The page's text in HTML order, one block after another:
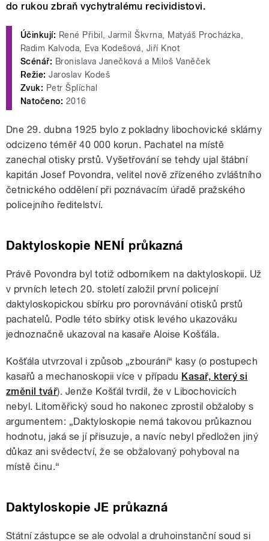
do rukou zbraň vychytralému recividistovi.
Účinkují: René Přibil, Jarmil Škvrna, Matyáš Procházka,
Radim Kalvoda, Eva Kodešová, Jiří Knot
Scénář: Bronislava Janečková a Miloš Vaněček
Režie: Jaroslav Kodeš
Zvuk: Petr Šplíchal
Natočeno: 2016
Dne 29. dubna 1925 bylo z pokladny libochovické sklárny
odcizeno téměř 40 000 korun. Pachatel na místě
zanechal otisky prstů. Vyšetřování se tehdy ujal štábní
kapitán Josef Povondra, velitel nově zřízeného zvláštního
četnického oddělení při poznávacím úřadě pražského
policejního ředitelství.
Daktyloskopie NENÍ průkazná
Právě Povondra byl totiž odborníkem na daktyloskopii. Už
v prvních letech 20. století založil první policejní
daktyloskopickou sbírku pro porovnávání otisků prstů
pachatelů. Podle této sbírky otisk levého ukazováku
jednoznačně ukazoval na kasaře Aloise Košťála.
Košťála utvrzoval i způsob „zbourání“ kasy (o postupech
kasařů a mechanoskopii více v případu Kasař, který si
změnil tvář). Jenže Košťál tvrdil, že v Libochovicích
nebyl. Litoměřický soud ho nakonec zprostil obžaloby s
argumentem: „Daktyloskopie nemá takovou průkaznou
hodnotu, jaká se jí přisuzuje, a navíc nebyl předložen jiný
důkaz ani svědectví, že se obžalovaný pohyboval na
místě činu.“
Daktyloskopie JE průkazná
Státní zástupce se ale odvolal a druhoinstanční soud si